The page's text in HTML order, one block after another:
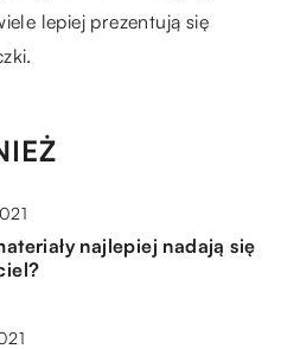
lepiej prezentują się
najlepiej nadają się